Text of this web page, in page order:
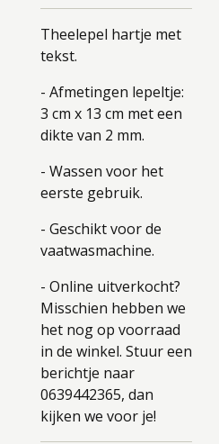
Theelepel hartje met
tekst.
- Afmetingen lepeltje:
3 cm x 13 cm met een
dikte van 2 mm.
- Wassen voor het
eerste gebruik.
- Geschikt voor de
vaatwasmachine.
- Online uitverkocht?
Misschien hebben we
het nog op voorraad
in de winkel. Stuur een
berichtje naar
0639442365, dan
kijken we voor je!